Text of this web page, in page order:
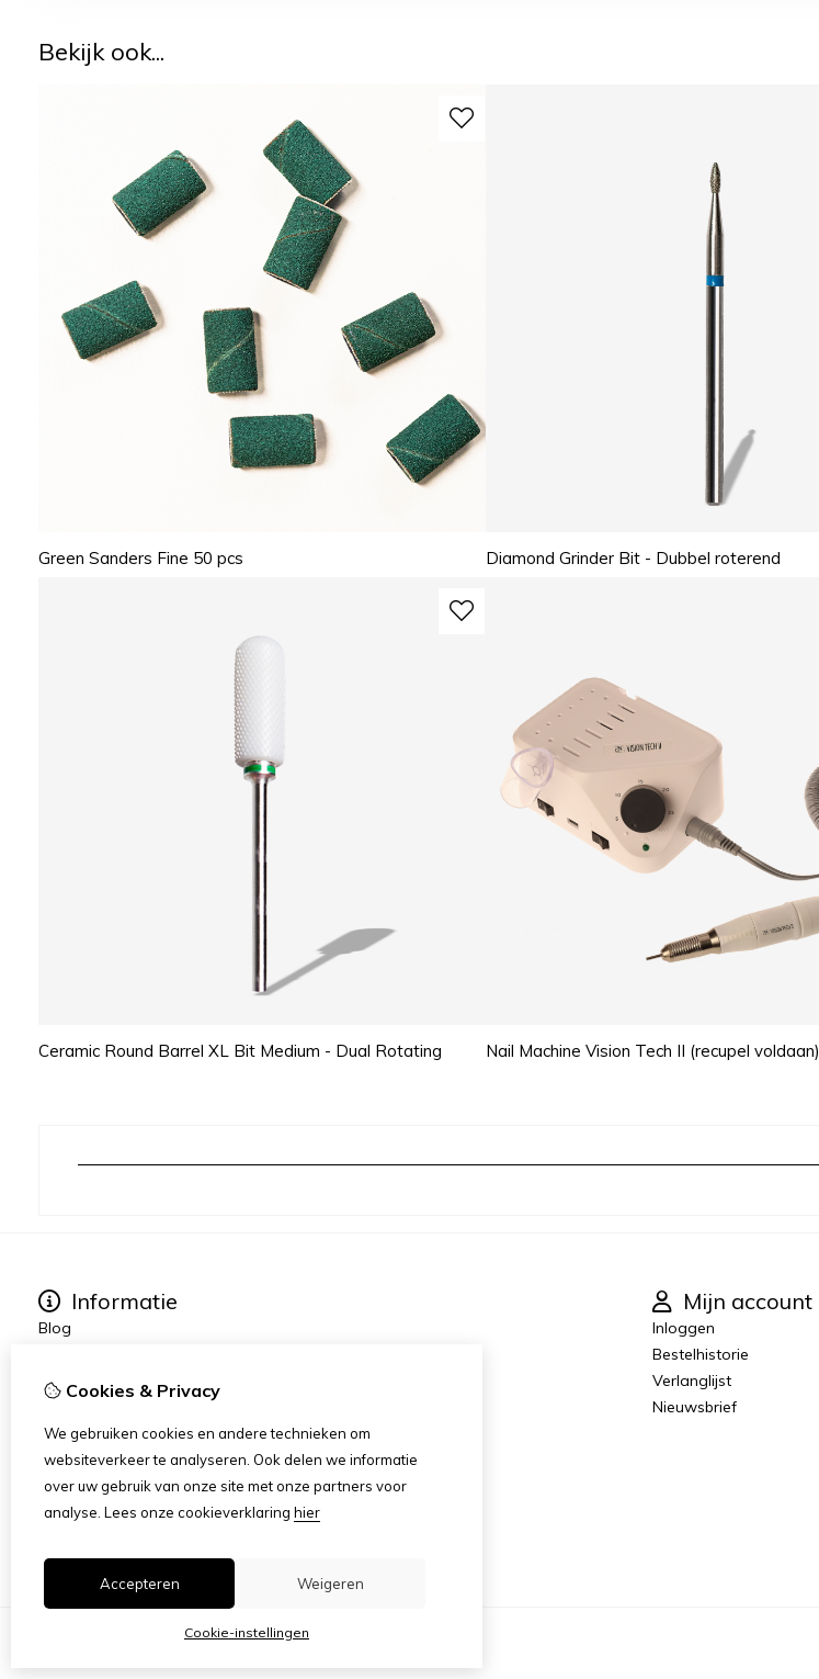
Bekijk ook...
Green Sanders Fine 50 pcs Diamond Grinder Bit - Dubbel roterend
Ceramic Round Barrel XL Bit Medium - Dual Rotating Nail Machine Vision Tech II (recupel voldaan)
Informatie
Blog
Geuren, 89 Aromatic
B2B verkoop
Algemene voorwaarden
Over ons
AANBIEDINGEN
Mijn account
Inloggen
Bestelhistorie
Verlanglijst
Nieuwsbrief
Cookies & Privacy
We gebruiken cookies en andere technieken om
websiteverkeer te analyseren. Ook delen we informatie
over uw gebruik van onze site met onze partners voor
analyse. Lees onze cookieverklaring hier
Accepteren Weigeren
Cookie-instellingen